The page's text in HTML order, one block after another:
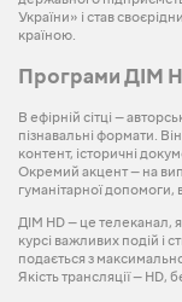
України» і став
країною.
Програми ДІМ
В ефірній сітці —
пізнавальні формати.
контент, історичні
Окремий акцент — на
гуманітарної
ДІМ HD — це телеканал,
курсі важливих подій і
подається з
Якість трансляції — HD,